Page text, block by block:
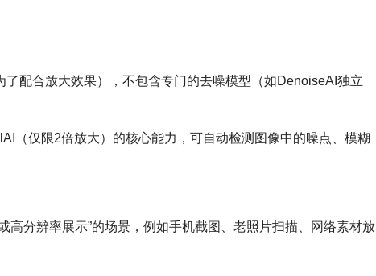
配合放大效果），不包含专门的去噪模型（如DenoiseAI独立
（仅限2倍放大）的核心能力，可自动检测图像中的噪点、模糊
分辨率展示”的场景，例如手机截图、老照片扫描、网络素材放